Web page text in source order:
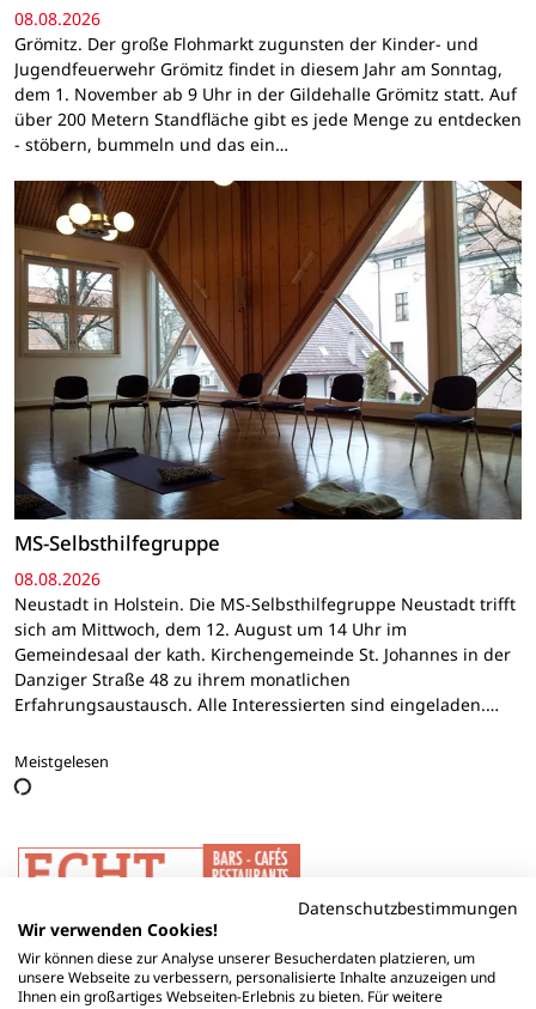
08.08.2026
Grömitz. Der große Flohmarkt zugunsten der Kinder- und
Jugendfeuerwehr Grömitz findet in diesem Jahr am Sonntag,
dem 1. November ab 9 Uhr in der Gildehalle Grömitz statt. Auf
über 200 Metern Standfläche gibt es jede Menge zu entdecken
- stöbern, bummeln und das ein…
MS-Selbsthilfegruppe
08.08.2026
Neustadt in Holstein. Die MS-Selbsthilfegruppe Neustadt trifft
sich am Mittwoch, dem 12. August um 14 Uhr im
Gemeindesaal der kath. Kirchengemeinde St. Johannes in der
Danziger Straße 48 zu ihrem monatlichen
Erfahrungsaustausch. Alle Interessierten sind eingeladen.…
Meistgelesen
Datenschutzbestimmungen
Wir verwenden Cookies!
Wir können diese zur Analyse unserer Besucherdaten platzieren, um
unsere Webseite zu verbessern, personalisierte Inhalte anzuzeigen und
Ihnen ein großartiges Webseiten-Erlebnis zu bieten. Für weitere